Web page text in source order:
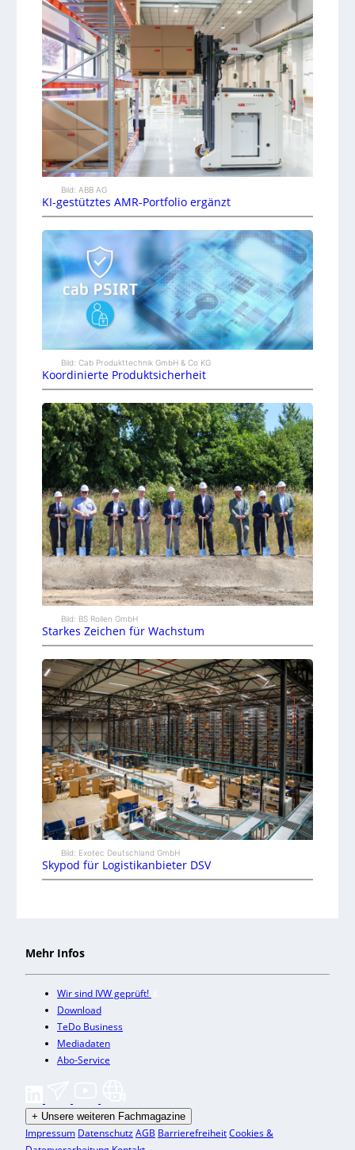
Bild: ABB AG
KI-gestütztes AMR-Portfolio ergänzt
Bild: Cab Produkttechnik GmbH & Co KG
Koordinierte Produktsicherheit
Bild: BS Rollen GmbH
Starkes Zeichen für Wachstum
Bild: Exotec Deutschland GmbH
Skypod für Logistikanbieter DSV
Mehr Infos
Wir sind IVW geprüft!
Download
TeDo Business
Mediadaten
Abo-Service
+ Unsere weiteren Fachmagazine
Impressum DatenschutzAGB BarrierefreiheitCookies &